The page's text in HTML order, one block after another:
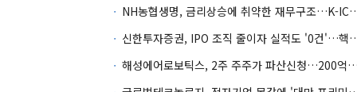
NH농협생명, 금리상승에 취
신한투자증권, IPO 조직 줄
해성에어로보틱스, 2주 주주가 파산